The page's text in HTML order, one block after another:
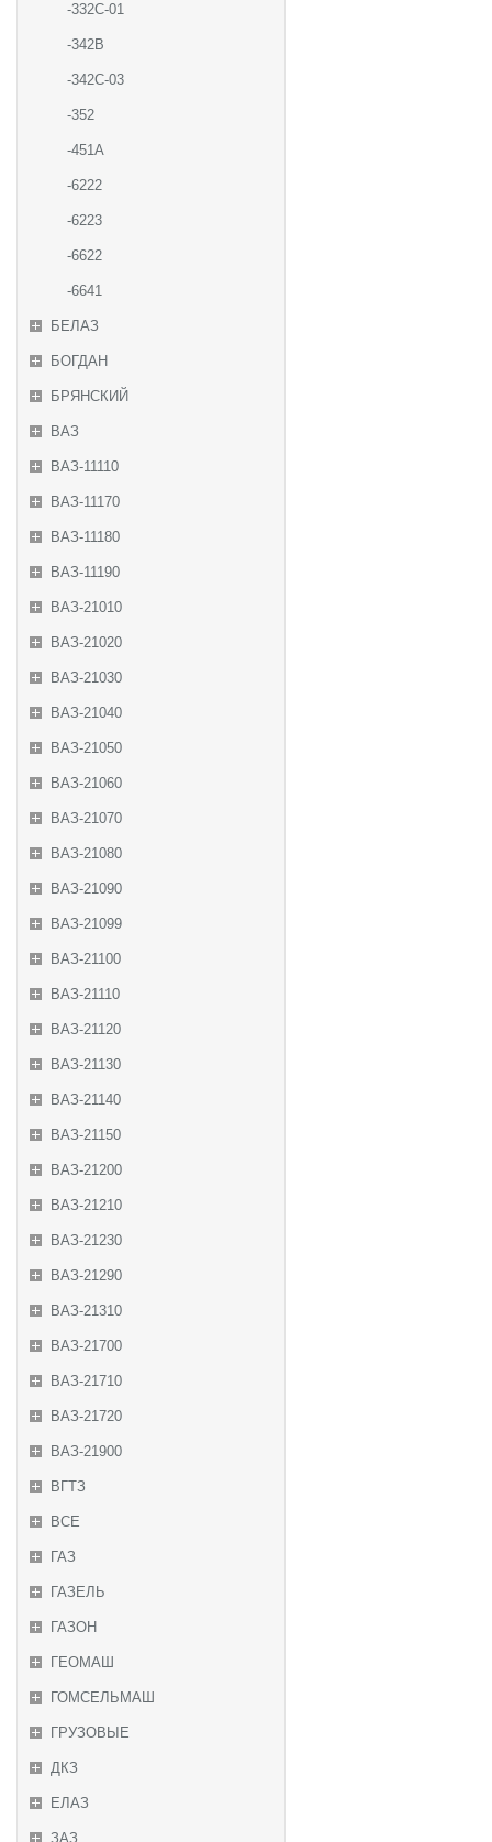
-332С-01
-342В
-342С-03
-352
-451А
-6222
-6223
-6622
-6641
БЕЛАЗ
БОГДАН
БРЯНСКИЙ
ВАЗ
ВАЗ-11110
ВАЗ-11170
ВАЗ-11180
ВАЗ-11190
ВАЗ-21010
ВАЗ-21020
ВАЗ-21030
ВАЗ-21040
ВАЗ-21050
ВАЗ-21060
ВАЗ-21070
ВАЗ-21080
ВАЗ-21090
ВАЗ-21099
ВАЗ-21100
ВАЗ-21110
ВАЗ-21120
ВАЗ-21130
ВАЗ-21140
ВАЗ-21150
ВАЗ-21200
ВАЗ-21210
ВАЗ-21230
ВАЗ-21290
ВАЗ-21310
ВАЗ-21700
ВАЗ-21710
ВАЗ-21720
ВАЗ-21900
ВГТЗ
ВСЕ
ГАЗ
ГАЗЕЛЬ
ГАЗОН
ГЕОМАШ
ГОМСЕЛЬМАШ
ГРУЗОВЫЕ
ДКЗ
ЕЛАЗ
ЗАЗ